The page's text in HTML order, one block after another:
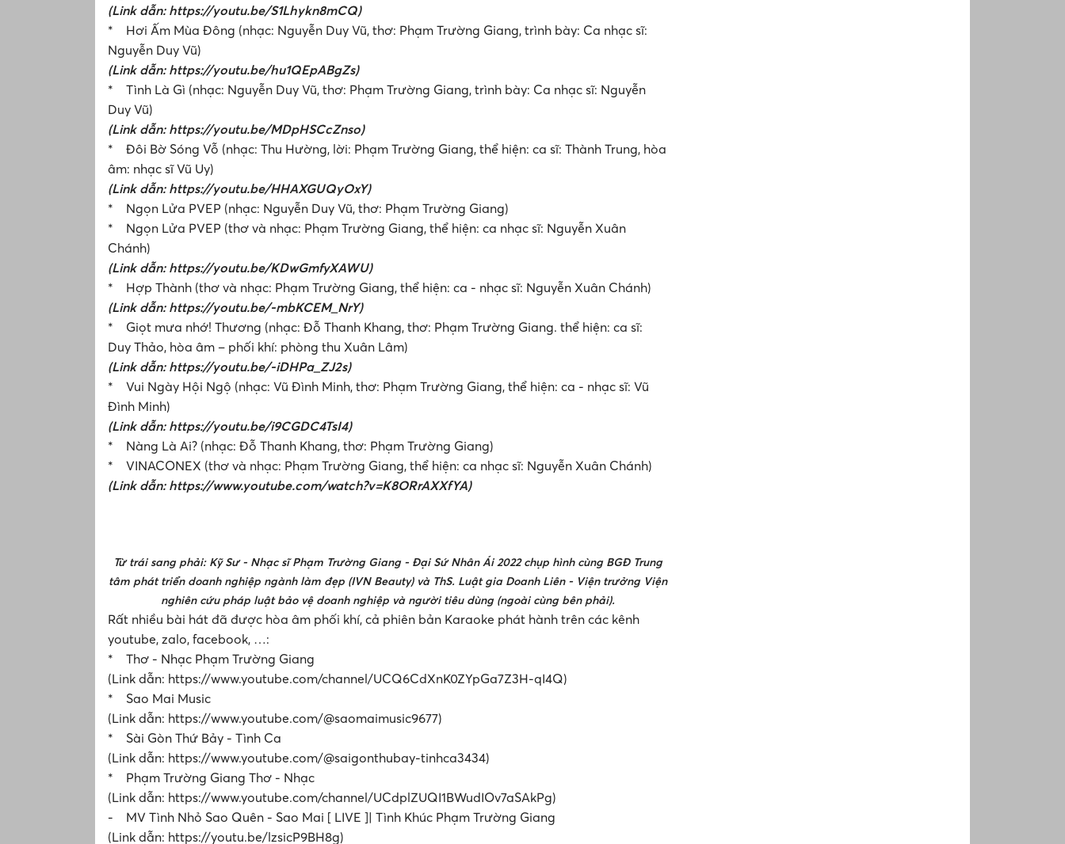
(Link dẫn: https://youtu.be/S1Lhykn8mCQ)
* Hơi Ấm Mùa Đông (nhạc: Nguyễn Duy Vũ, thơ: Phạm Trường Giang, trình bày: Ca nhạc sĩ:
Nguyễn Duy Vũ)
(Link dẫn: https://youtu.be/hu1QEpABgZs)
* Tình Là Gì (nhạc: Nguyễn Duy Vũ, thơ: Phạm Trường Giang, trình bày: Ca nhạc sĩ: Nguyễn
Duy Vũ)
(Link dẫn: https://youtu.be/MDpHSCcZnso)
* Đôi Bờ Sóng Vỗ (nhạc: Thu Hường, lời: Phạm Trường Giang, thể hiện: ca sĩ: Thành Trung, hòa
âm: nhạc sĩ Vũ Uy)
(Link dẫn: https://youtu.be/HHAXGUQyOxY)
* Ngọn Lửa PVEP (nhạc: Nguyễn Duy Vũ, thơ: Phạm Trường Giang)
* Ngọn Lửa PVEP (thơ và nhạc: Phạm Trường Giang, thể hiện: ca nhạc sĩ: Nguyễn Xuân
Chánh)
(Link dẫn: https://youtu.be/KDwGmfyXAWU)
* Hợp Thành (thơ và nhạc: Phạm Trường Giang, thể hiện: ca - nhạc sĩ: Nguyễn Xuân Chánh)
(Link dẫn: https://youtu.be/-mbKCEM_NrY)
* Giọt mưa nhớ! Thương (nhạc: Đỗ Thanh Khang, thơ: Phạm Trường Giang. thể hiện: ca sĩ:
Duy Thảo, hòa âm – phối khí: phòng thu Xuân Lâm)
(Link dẫn: https://youtu.be/-iDHPa_ZJ2s)
* Vui Ngày Hội Ngộ (nhạc: Vũ Đình Minh, thơ: Phạm Trường Giang, thể hiện: ca - nhạc sĩ: Vũ
Đình Minh)
(Link dẫn: https://youtu.be/i9CGDC4TsI4)
* Nàng Là Ai? (nhạc: Đỗ Thanh Khang, thơ: Phạm Trường Giang)
* VINACONEX (thơ và nhạc: Phạm Trường Giang, thể hiện: ca nhạc sĩ: Nguyễn Xuân Chánh)
(Link dẫn: https://www.youtube.com/watch?v=K8ORrAXXfYA)
Từ trái sang phải: Kỹ Sư - Nhạc sĩ Phạm Trường Giang - Đại Sứ Nhân Ái 2022 chụp hình cùng BGĐ Trung
tâm phát triển doanh nghiệp ngành làm đẹp (IVN Beauty) và ThS. Luật gia Doanh Liên - Viện trưởng Viện
nghiên cứu pháp luật bảo vệ doanh nghiệp và người tiêu dùng (ngoài cùng bên phải).
Rất nhiều bài hát đã được hòa âm phối khí, cả phiên bản Karaoke phát hành trên các kênh
youtube, zalo, facebook, …:
* Thơ - Nhạc Phạm Trường Giang
(Link dẫn: https://www.youtube.com/channel/UCQ6CdXnK0ZYpGa7Z3H-qI4Q)
* Sao Mai Music
(Link dẫn: https://www.youtube.com/@saomaimusic9677)
* Sài Gòn Thứ Bảy - Tình Ca
(Link dẫn: https://www.youtube.com/@saigonthubay-tinhca3434)
* Phạm Trường Giang Thơ - Nhạc
(Link dẫn: https://www.youtube.com/channel/UCdplZUQI1BWudIOv7aSAkPg)
- MV Tình Nhỏ Sao Quên - Sao Mai [ LIVE ]| Tình Khúc Phạm Trường Giang
(Link dẫn: https://youtu.be/lzsicP9BH8g)